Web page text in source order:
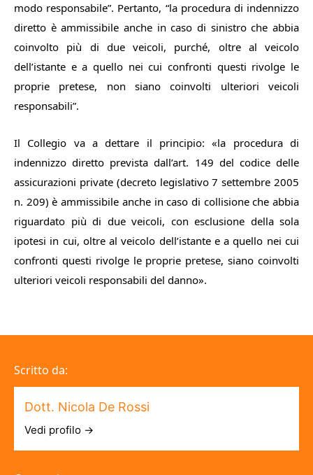
modo responsabile”. Pertanto, “la procedura di indennizzo
diretto è ammissibile anche in caso di sinistro che abbia
coinvolto più di due veicoli, purché, oltre al veicolo
dell’istante e a quello nei cui confronti questi rivolge le
proprie pretese, non siano coinvolti ulteriori veicoli
responsabili”.
Il Collegio va a dettare il principio: «la procedura di
indennizzo diretto prevista dall’art. 149 del codice delle
assicurazioni private (decreto legislativo 7 settembre 2005
n. 209) è ammissibile anche in caso di collisione che abbia
riguardato più di due veicoli, con esclusione della sola
ipotesi in cui, oltre al veicolo dell’istante e a quello nei cui
confronti questi rivolge le proprie pretese, siano coinvolti
ulteriori veicoli responsabili del danno».
Scritto da:
Dott. Nicola De Rossi
Vedi profilo →